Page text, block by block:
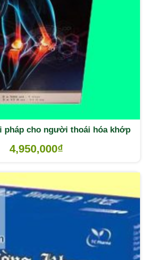
pháp cho người thoái hóa khớp
4,950,000₫